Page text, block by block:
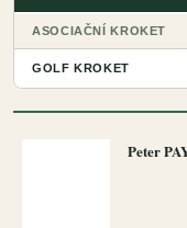
Peter
ASOCIAČNÍ KROKET
GOLF KROKET